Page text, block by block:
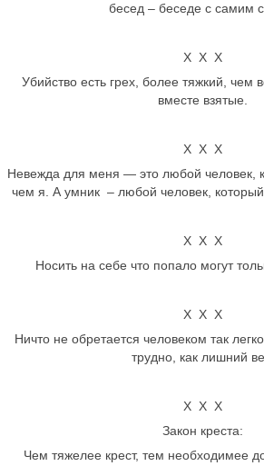
бесед – беседе с самим
Х Х Х
Убийство есть грех, более тяжкий, чем
вместе взятые.
Х Х Х
Невежда для меня — это любой человек,
чем я. А умник – любой человек,
Х Х Х
Носить на себе что попало могут
Х Х Х
Ничто не обретается человеком так
трудно, как лишний
Х Х Х
Закон креста:
Чем тяжелее крест, тем необходимее